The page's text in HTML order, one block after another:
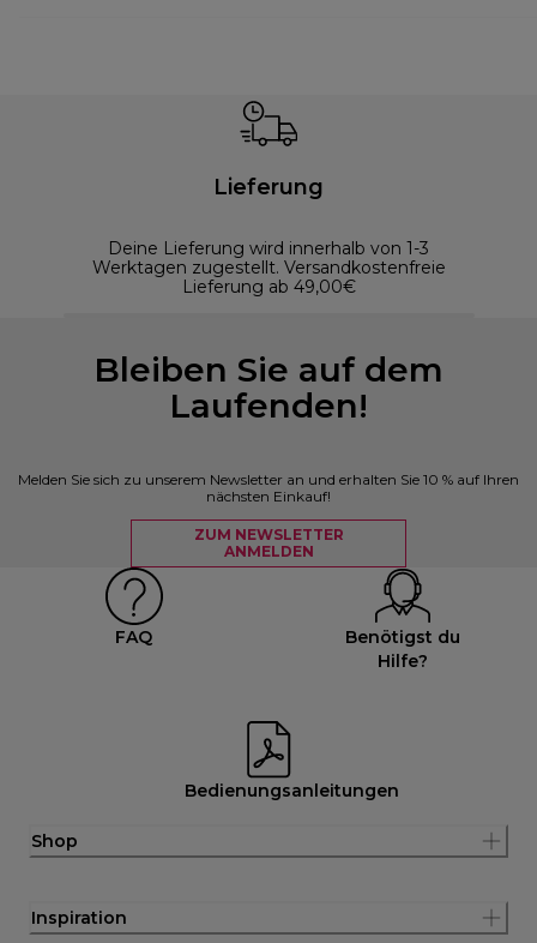
Lieferung
Deine Lieferung wird innerhalb von 1-3
Werktagen zugestellt. Versandkostenfreie
Lieferung ab 49,00€
Bleiben Sie auf dem
Laufenden!
Melden Sie sich zu unserem Newsletter an und erhalten Sie 10 % auf Ihren
nächsten Einkauf!
ZUM NEWSLETTER
ANMELDEN
FAQ
Benötigst du
Hilfe?
Bedienungsanleitungen
Shop
Inspiration